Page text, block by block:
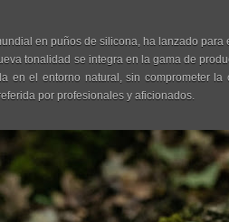
en puños de silicona, ha lanzado
tonalidad se integra en la gama de
en el entorno natural, sin comprometer
por profesionales y aficionados.